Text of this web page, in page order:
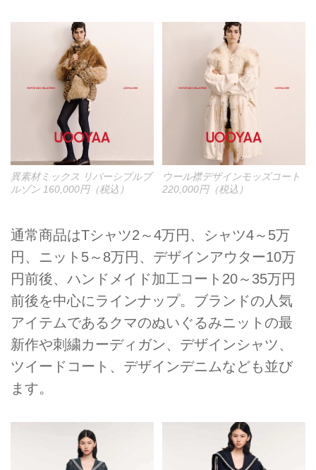
異素材ミックス リバーシブルブ
ルゾン 160,000円（税込）
ウール襟デザインモッズコート
220,000円（税込）
通常商品はTシャツ2～4万円、シャツ4～5万
円、ニット5～8万円、デザインアウター10万
円前後、ハンドメイド加工コート20～35万円
前後を中心にラインナップ。ブランドの人気
アイテムであるクマのぬいぐるみニットの最
新作や刺繍カーディガン、デザインシャツ、
ツイードコート、デザインデニムなども並び
ます。